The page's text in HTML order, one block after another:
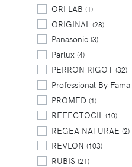
ORI LAB (1)
ORIGINAL (28)
Panasonic (3)
Parlux (4)
PERRON RIGOT (32)
Professional By Fama
PROMED (1)
REFECTOCIL (10)
REGEA NATURAE (2)
REVLON (103)
RUBIS (21)